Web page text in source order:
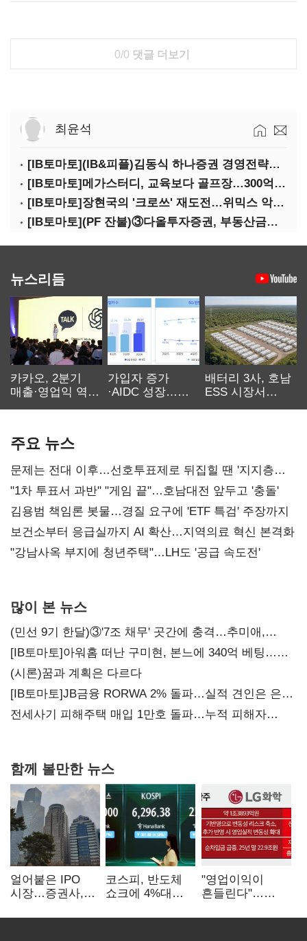
0/0 댓글 더보기
최윤석
[IB토마토](IB&피플)김동식 하나증권 경영전략본부장
[IB토마토]메가스터디, 교육보다 골프장…300억 대여 뒤 보증 리스크
[IB토마토]장현국의 '크로쓰' 재도전…위믹스 악몽 지울 수 있나
[IB토마토](PF 잔불)③다올투자증권, 부동산금융 줄였지만 정상화는 진행형
뉴스리듬
카카오, 2분기
매출·영업익 역대
가입자 증가
·AIDC 성장…
배터리 3사, 호남
ESS 시장서
주요 뉴스
문제는 전대 이후…선호투표제로 뒤집힐 땐 '지지층
불복'
"1차 투표서 과반" "게임 끝"…호남대전 앞두고 '충돌'
김용범 책임론 봇물…경질 요구에 'ETF 특검' 주장까지
보건소부터 응급실까지 AI 확산…지역의료 혁신 본격화
"강남사옥 부지에 청년주택"…LH도 '공급 속도전'
많이 본 뉴스
(민선 9기 한달)③'7조 채무' 곳간에 충격…추미애,
20년만에 '비상재정' 선언 승부수
[IB토마토]아워홈 떠난 구미현, 본느에 340억 베팅…
가족 지배체제 구축
(시론)꿈과 계획은 다르다
[IB토마토]JB금융 RORWA 2% 돌파…실적 견인은 은행
아닌 캐피탈
전세사기 피해주택 매입 1만호 돌파…누적 피해자
함께 볼만한 뉴스
얼어붙은 IPO
시장…증권사,
전쟁' 기대
코스피, 반도체
쇼크에 4%대
5거래일째 상승
"영업이익이
흔들린다"…
18에 취약